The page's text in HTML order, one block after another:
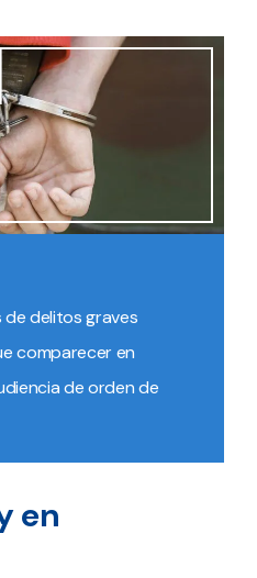
delitos graves
comparecer en
de orden de
en